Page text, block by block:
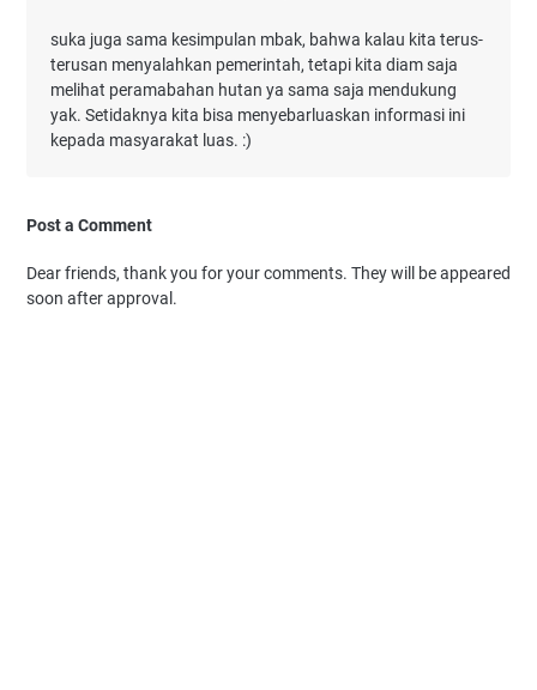
suka juga sama kesimpulan mbak, bahwa kalau kita terus-
terusan menyalahkan pemerintah, tetapi kita diam saja
melihat peramabahan hutan ya sama saja mendukung
yak. Setidaknya kita bisa menyebarluaskan informasi ini
kepada masyarakat luas. :)
Post a Comment
Dear friends, thank you for your comments. They will be appeared
soon after approval.